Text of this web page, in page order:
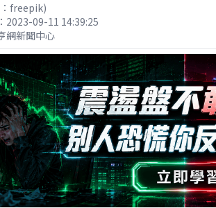
freepik)
2023-09-11 14:39:25
網新聞中心